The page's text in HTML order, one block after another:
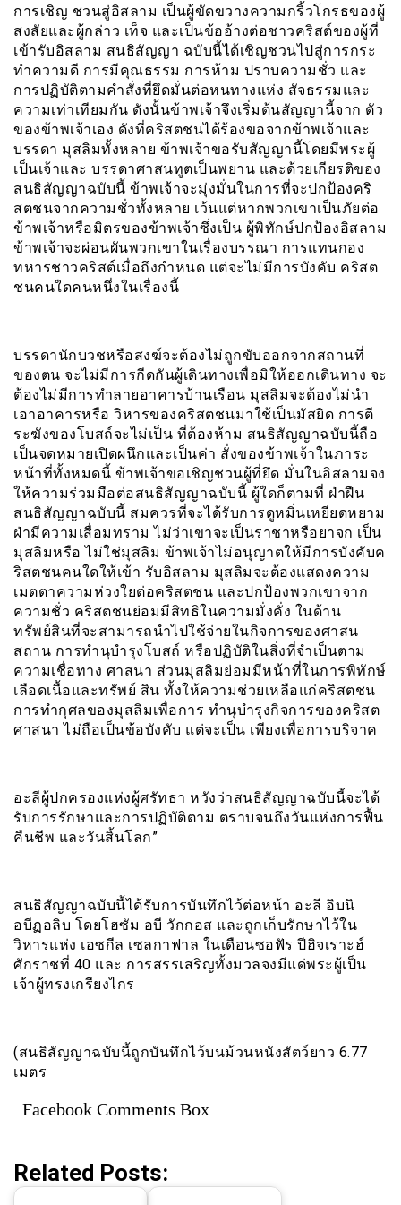
การเชิญ ชวนสู่อิสลาม เป็นผู้ขัดขวางความกริ้วโกรธของผู้
สงสัยและผู้กล่าว เท็จ และเป็นข้ออ้างต่อชาวคริสต์ของผู้ที่
เข้ารับอิสลาม สนธิสัญญา ฉบับนี้ได้เชิญชวนไปสู่การกระ
ทำความดี การมีคุณธรรม การห้าม ปราบความชั่ว และ
การปฏิบัติตามคำสั่งที่ยึดมั่นต่อหนทางแห่ง สัจธรรมและ
ความเท่าเทียมกัน ดังนั้นข้าพเจ้าจึงเริ่มต้นสัญญานี้จาก ตัว
ของข้าพเจ้าเอง ดังที่คริสตชนได้ร้องขอจากข้าพเจ้าและ
บรรดา มุสลิมทั้งหลาย ข้าพเจ้าขอรับสัญญานี้โดยมีพระผู้
เป็นเจ้าและ บรรดาศาสนทูตเป็นพยาน และด้วยเกียรติของ
สนธิสัญญาฉบับนี้ ข้าพเจ้าจะมุ่งมั่นในการที่จะปกป้องคริ
สตชนจากความชั่วทั้งหลาย เว้นแต่หากพวกเขาเป็นภัยต่อ
ข้าพเจ้าหรือมิตรของข้าพเจ้าซึ่งเป็น ผู้พิทักษ์ปกป้องอิสลาม
ข้าพเจ้าจะผ่อนผันพวกเขาในเรื่องบรรณา การแทนกอง
ทหารชาวคริสต์เมื่อถึงกำหนด แต่จะไม่มีการบังคับ คริสต
ชนคนใดคนหนึ่งในเรื่องนี้
บรรดานักบวชหรือสงฆ์จะต้องไม่ถูกขับออกจากสถานที่
ของตน จะไม่มีการกีดกันผู้เดินทางเพื่อมิให้ออกเดินทาง จะ
ต้องไม่มีการทำลายอาคารบ้านเรือน มุสลิมจะต้องไม่นำ
เอาอาคารหรือ วิหารของคริสตชนมาใช้เป็นมัสยิด การตี
ระฆังของโบสถ์จะไม่เป็น ที่ต้องห้าม สนธิสัญญาฉบับนี้ถือ
เป็นจดหมายเปิดผนึกและเป็นค่า สั่งของข้าพเจ้าในภาระ
หน้าที่ทั้งหมดนี้ ข้าพเจ้าขอเชิญชวนผู้ที่ยึด มั่นในอิสลามจง
ให้ความร่วมมือต่อสนธิสัญญาฉบับนี้ ผู้ใดก็ตามที่ ฝ่าฝืน
สนธิสัญญาฉบับนี้ สมควรที่จะได้รับการดูหมิ่นเหยียดหยาม
ฝ่ามีความเสื่อมทราม ไม่ว่าเขาจะเป็นราชาหรือยาจก เป็น
มุสลิมหรือ ไม่ใช่มุสลิม ข้าพเจ้าไม่อนุญาตให้มีการบังคับค
ริสตชนคนใดให้เข้า รับอิสลาม มุสลิมจะต้องแสดงความ
เมตตาความห่วงใยต่อคริสตชน และปกป้องพวกเขาจาก
ความชั่ว คริสตชนย่อมมีสิทธิในความมั่งคั่ง ในด้าน
ทรัพย์สินที่จะสามารถนำไปใช้จ่ายในกิจการของศาสน
สถาน การทำนุบำรุงโบสถ์ หรือปฏิบัติในสิ่งที่จำเป็นตาม
ความเชื่อทาง ศาสนา ส่วนมุสลิมย่อมมีหน้าที่ในการพิทักษ์
เลือดเนื้อและทรัพย์ สิน ทั้งให้ความช่วยเหลือแก่คริสตชน
การทำกุศลของมุสลิมเพื่อการ ทำนุบำรุงกิจการของคริสต
ศาสนา ไม่ถือเป็นข้อบังคับ แต่จะเป็น เพียงเพื่อการบริจาค
อะลีผู้ปกครองแห่งผู้ศรัทธา หวังว่าสนธิสัญญาฉบับนี้จะได้
รับการรักษาและการปฏิบัติตาม ตราบจนถึงวันแห่งการฟื้น
คืนชีพ และวันสิ้นโลก”
สนธิสัญญาฉบับนี้ได้รับการบันทึกไว้ต่อหน้า อะลี อิบนิ
อบีฏอลิบ โดยโฮซัม อบี วักกอส และถูกเก็บรักษาไว้ใน
วิหารแห่ง เอซกีล เซลกาฟาล ในเดือนซอฟัร ปีฮิจเราะฮ์
ศักราชที่ 40 และ การสรรเสริญทั้งมวลจงมีแด่พระผู้เป็น
เจ้าผู้ทรงเกรียงไกร
(สนธิสัญญาฉบับนี้ถูกบันทึกไว้บนม้วนหนังสัตว์ยาว 6.77
เมตร
Facebook Comments Box
Related Posts: